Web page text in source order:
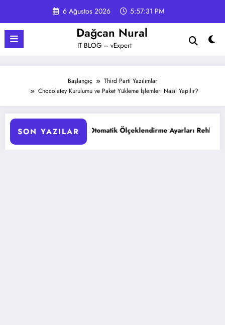
6 Ağustos 2026 5:57:32 PM
Dağcan Nural
IT BLOG – vExpert
Başlangıç
Third Parti Yazılımlar
Chocolatey Kurulumu ve Paket Yükleme İşlemleri Nasıl Yapılır?
SON YAZILAR
AKS Pod Otomatik Ölçeklendirme Ayarları Rehberi